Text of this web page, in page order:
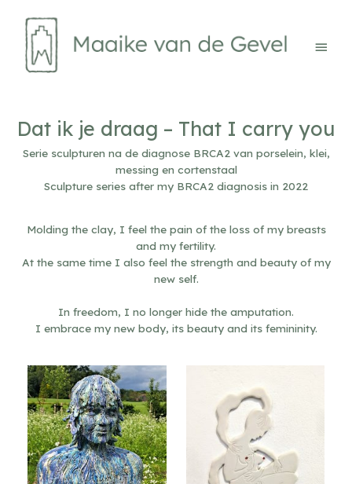
inhoud
Dat ik je draag – That I carry you
Serie sculpturen na de diagnose BRCA2 van porselein, klei,
messing en cortenstaal
Sculpture series after my BRCA2 diagnosis in 2022
Molding the clay, I feel the pain of the loss of my breasts
and my fertility.
At the same time I also feel the strength and beauty of my
new self.
In freedom, I no longer hide the amputation.
I embrace my new body, its beauty and its femininity.
Geen bijschrift
Sensitive nipple